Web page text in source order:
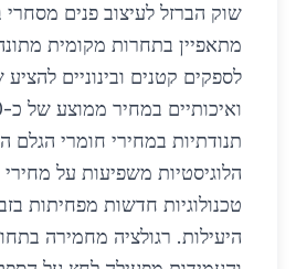
שוק הברזל לעיצוב פנים מסחרי
מתאפיין בתחרות מקומית
לספקים קטנים ובינוניים
תנודתיות במחירי חומרי הגלם
הלוגיסטיות משפיעות על
טכנולוגיות חדשות מפחיתות
היעילות. רגולציה מחמירה